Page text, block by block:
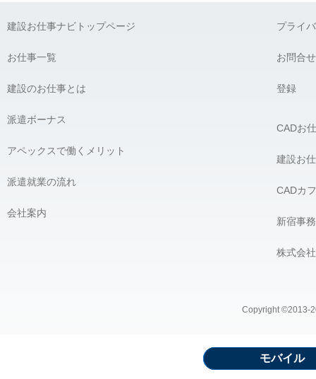
建設お仕事ナビトップページ
お仕事一覧
建設のお仕事とは
派遣ボーナス
アペックスで働くメリット
派遣就業の流れ
会社案内
プライ
お問合せ
登録
CADお
建設お
CADカ
新宿事
株式会
Copyright ©2013-
モバイル